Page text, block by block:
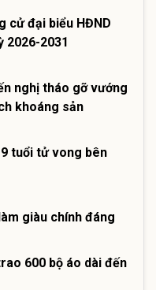
cử đại biểu HĐND
2026-2031
nghị tháo gỡ vướng
khoáng sản
tuổi tử vong bên
giàu chính đáng
600 bộ áo dài đến